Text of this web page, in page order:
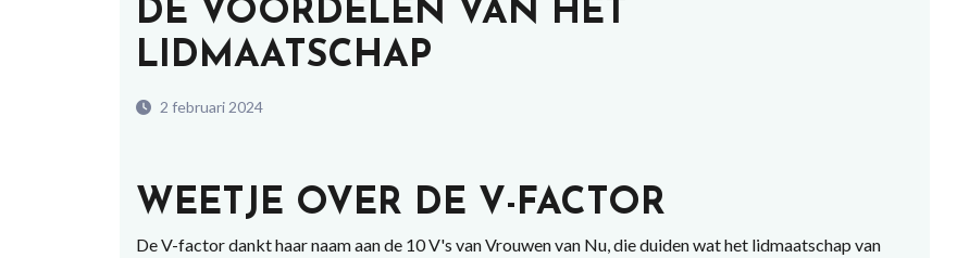
DE VOORDELEN VAN HET
LIDMAATSCHAP
2 februari 2024
WEETJE OVER DE V-FACTOR
De V-factor dankt haar naam aan de 10 V's van Vrouwen van Nu, die duiden wat het lidmaatschap van